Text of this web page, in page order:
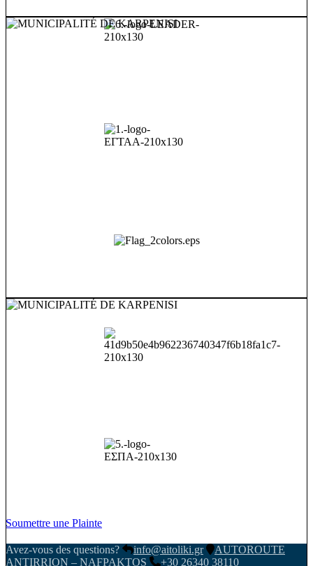
Soumettre une Plainte
Avez-vous des questions? info@aitoliki.gr
AUTOROUTE
ANTIRRION – NAFPAKTOS
+30 26340 38110